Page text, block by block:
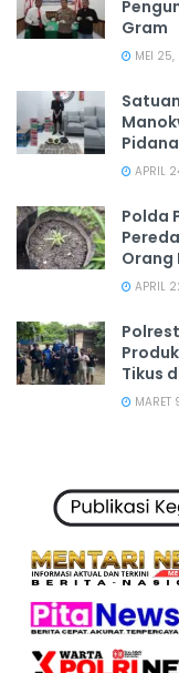
Gram
MEI
APRIL
Polda
Orang
APRIL
Tikus